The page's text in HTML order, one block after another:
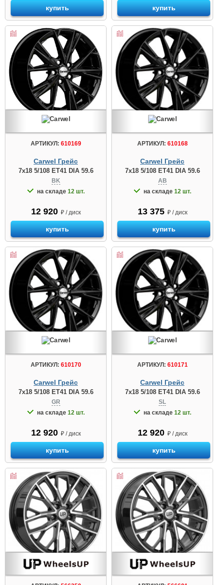
купить купить
АРТИКУЛ: 610169
Carwel Грейс
7x18 5/108 ET41 DIA 59.6
BK
на складе 12 шт.
12 920 ₽ / диск
купить
АРТИКУЛ: 610168
Carwel Грейс
7x18 5/108 ET41 DIA 59.6
AB
на складе 12 шт.
13 375 ₽ / диск
купить
АРТИКУЛ: 610170
Carwel Грейс
7x18 5/108 ET41 DIA 59.6
GR
на складе 12 шт.
12 920 ₽ / диск
купить
АРТИКУЛ: 610171
Carwel Грейс
7x18 5/108 ET41 DIA 59.6
SL
на складе 12 шт.
12 920 ₽ / диск
купить